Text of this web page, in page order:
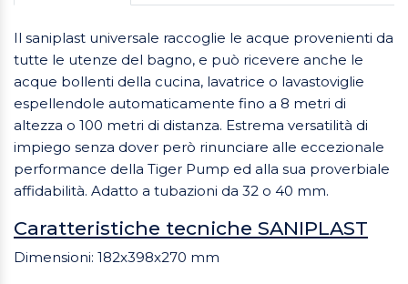
Il saniplast universale raccoglie le acque provenienti da
tutte le utenze del bagno, e può ricevere anche le
acque bollenti della cucina, lavatrice o lavastoviglie
espellendole automaticamente fino a 8 metri di
altezza o 100 metri di distanza. Estrema versatilità di
impiego senza dover però rinunciare alle eccezionale
performance della Tiger Pump ed alla sua proverbiale
affidabilità. Adatto a tubazioni da 32 o 40 mm.
Caratteristiche tecniche SANIPLAST
Dimensioni: 182x398x270 mm